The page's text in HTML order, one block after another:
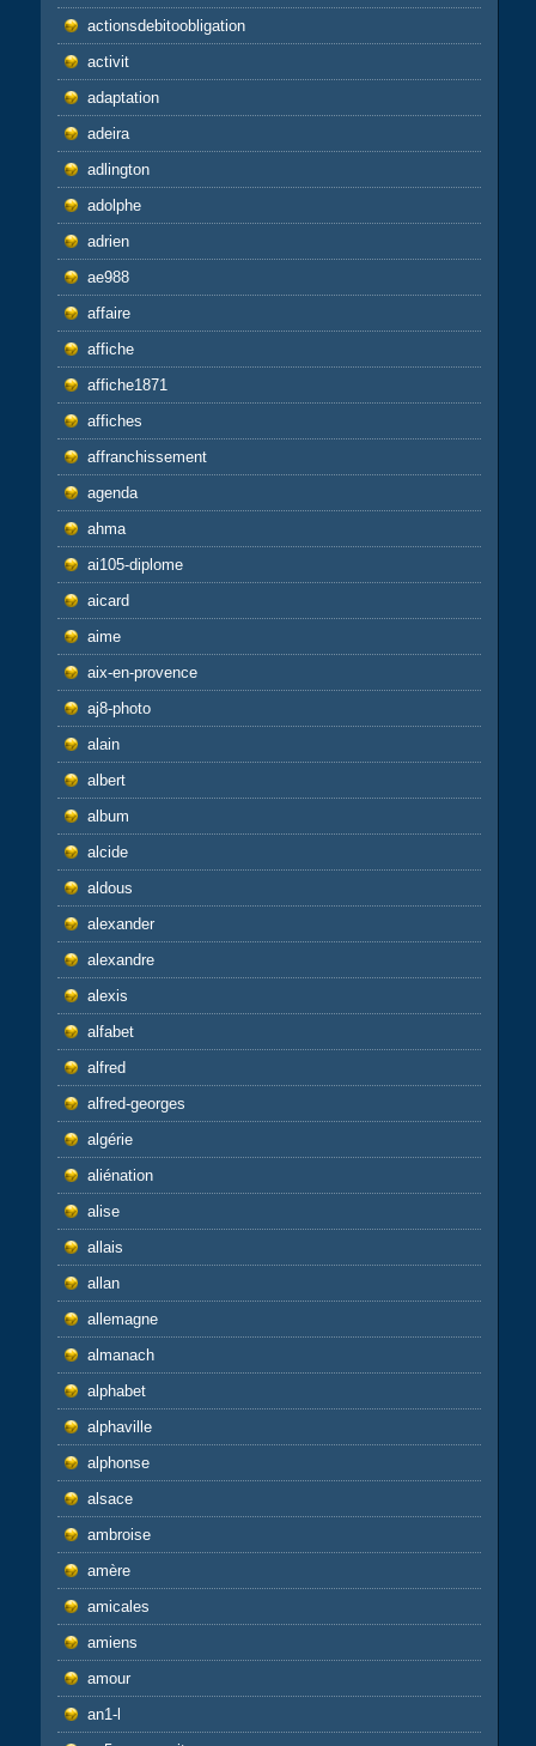
actionsdebitoobligation
activit
adaptation
adeira
adlington
adolphe
adrien
ae988
affaire
affiche
affiche1871
affiches
affranchissement
agenda
ahma
ai105-diplome
aicard
aime
aix-en-provence
aj8-photo
alain
albert
album
alcide
aldous
alexander
alexandre
alexis
alfabet
alfred
alfred-georges
algérie
aliénation
alise
allais
allan
allemagne
almanach
alphabet
alphaville
alphonse
alsace
ambroise
amère
amicales
amiens
amour
an1-l